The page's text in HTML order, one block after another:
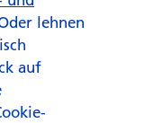
lehnen
auf